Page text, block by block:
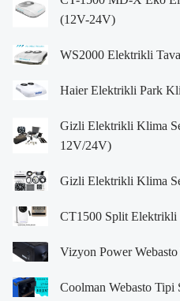
(12V-24V)
WS2000 Elektrikli
Haier Elektrikli Park
Gizli Elektrikli Klima
12V/24V)
Gizli Elektrikli Klima
CT1500 Split
Vizyon Power
Coolman Webasto Tipi